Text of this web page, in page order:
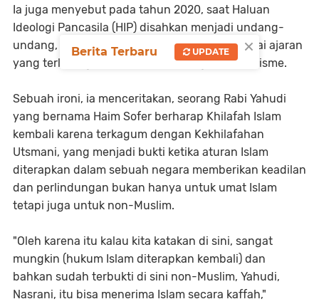
Ia juga menyebut pada tahun 2020, saat Haluan
Ideologi Pancasila (HIP) disahkan menjadi undang-
undang, ajaran Islam khilafah dijadikan sebagai ajaran
yang terlarang dan disamakan dengan komunisme.
Sebuah ironi, ia menceritakan, seorang Rabi Yahudi
yang bernama Haim Sofer berharap Khilafah Islam
kembali karena terkagum dengan Kekhilafahan
Utsmani, yang menjadi bukti ketika aturan Islam
diterapkan dalam sebuah negara memberikan keadilan
dan perlindungan bukan hanya untuk umat Islam
tetapi juga untuk non-Muslim.
"Oleh karena itu kalau kita katakan di sini, sangat
mungkin (hukum Islam diterapkan kembali) dan
bahkan sudah terbukti di sini non-Muslim, Yahudi,
Nasrani, itu bisa menerima Islam secara kaffah,"
×
Berita Terbaru UPDATE